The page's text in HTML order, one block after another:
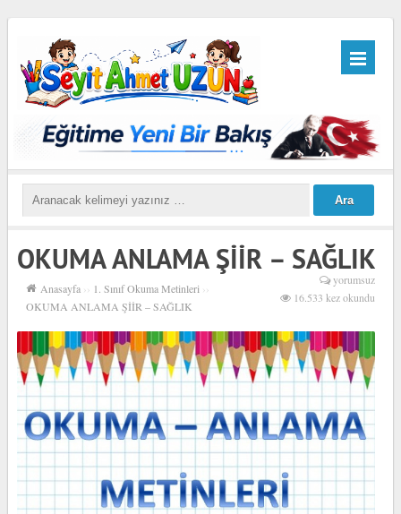
OKUMA ANLAMA ŞİİR – SAĞLIK
Anasayfa ›› 1. Sınıf Okuma Metinleri ››
OKUMA ANLAMA ŞİİR – SAĞLIK
yorumsuz
16.533 kez okundu